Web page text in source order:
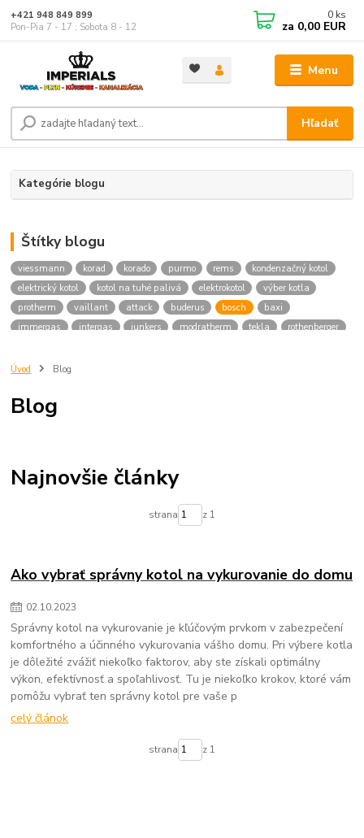
Menu
Hľadať
+421 948 849 899
Pon-Pia 7 - 17 ; Sobota 8 - 12
0 ks
za 0,00 EUR
Kategórie blogu
Štítky blogu
viessmann korad korado purmo rems
kondenzačný kotol
elektrický kotol
kotol na tuhé palivá elektrokotol
výber kotla
protherm
vaillant attack buderus bosch
baxi
immergas
intergas junkers modratherm tekla
rothenberger
trnava
eshop
radiatory lacno
mechanické filtre pre domácnosť
údržba filtra na vodu
chutná pitná voda
zdravie a voda
Úvod Blog
Blog
Najnovšie články
strana z 1
Ako vybrať správny kotol na vykurovanie do domu
02.10.2023
Správny kotol na vykurovanie je kľúčovým prvkom v zabezpečení
komfortného a účinného vykurovania vášho domu. Pri výbere kotla
je dôležité zvážiť niekoľko faktorov, aby ste získali optimálny
výkon, efektívnosť a spoľahlivosť. Tu je niekoľko krokov, ktoré vám
pomôžu vybrať ten správny kotol pre vaše p
celý článok
strana z 1